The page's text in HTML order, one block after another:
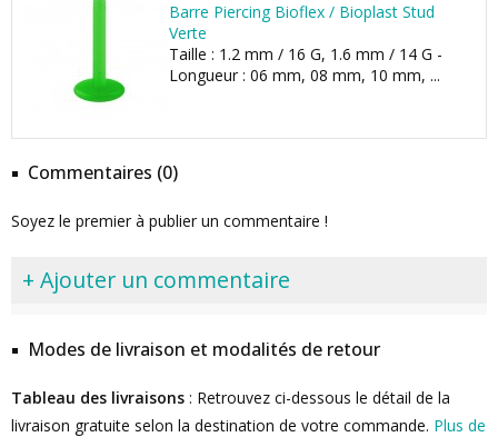
Barre Piercing Bioflex / Bioplast Stud
Verte
Taille : 1.2 mm / 16 G, 1.6 mm / 14 G -
Longueur : 06 mm, 08 mm, 10 mm, ...
Commentaires (0)
Soyez le premier à publier un commentaire !
+ Ajouter un commentaire
Modes de livraison et modalités de retour
Tableau des livraisons : Retrouvez ci-dessous le détail de la
livraison gratuite selon la destination de votre commande. Plus de